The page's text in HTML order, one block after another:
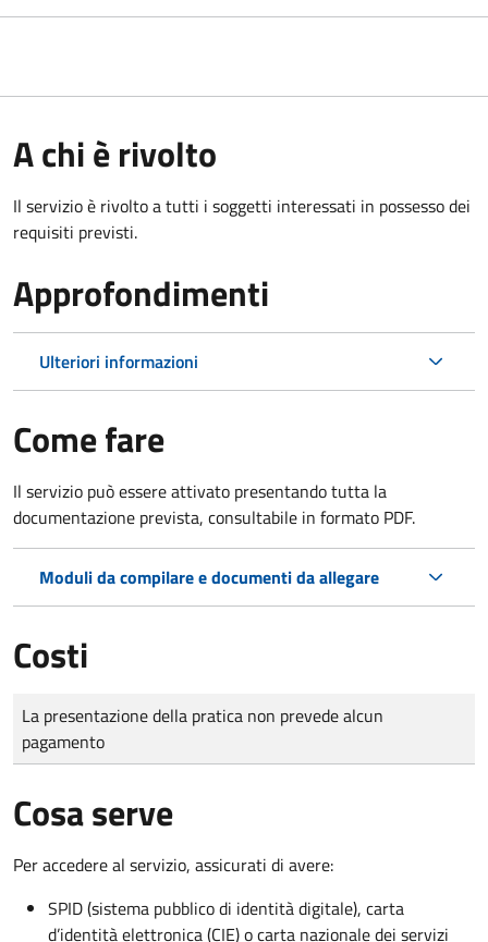
A chi è rivolto
Il servizio è rivolto a tutti i soggetti interessati in possesso dei
requisiti previsti.
Approfondimenti
Ulteriori informazioni
Come fare
Il servizio può essere attivato presentando tutta la
documentazione prevista, consultabile in formato PDF.
Moduli da compilare e documenti da allegare
Costi
Tipo di pagamento
Importo
La presentazione della pratica non prevede alcun
pagamento
Cosa serve
Per accedere al servizio, assicurati di avere:
SPID (sistema pubblico di identità digitale), carta
d’identità elettronica (CIE) o carta nazionale dei servizi